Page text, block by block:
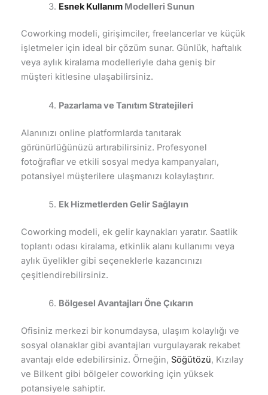
Esnek Kullanım Modelleri Sunun
Coworking modeli, girişimciler, freelancerlar ve küçük
işletmeler için ideal bir çözüm sunar. Günlük, haftalık
veya aylık kiralama modelleriyle daha geniş bir
müşteri kitlesine ulaşabilirsiniz.
Pazarlama ve Tanıtım Stratejileri
Alanınızı online platformlarda tanıtarak
görünürlüğünüzü artırabilirsiniz. Profesyonel
fotoğraflar ve etkili sosyal medya kampanyaları,
potansiyel müşterilere ulaşmanızı kolaylaştırır.
Ek Hizmetlerden Gelir Sağlayın
Coworking modeli, ek gelir kaynakları yaratır. Saatlik
toplantı odası kiralama, etkinlik alanı kullanımı veya
aylık üyelikler gibi seçeneklerle kazancınızı
çeşitlendirebilirsiniz.
Bölgesel Avantajları Öne Çıkarın
Ofisiniz merkezi bir konumdaysa, ulaşım kolaylığı ve
sosyal olanaklar gibi avantajları vurgulayarak rekabet
avantajı elde edebilirsiniz. Örneğin, Söğütözü, Kızılay
ve Bilkent gibi bölgeler coworking için yüksek
potansiyele sahiptir.